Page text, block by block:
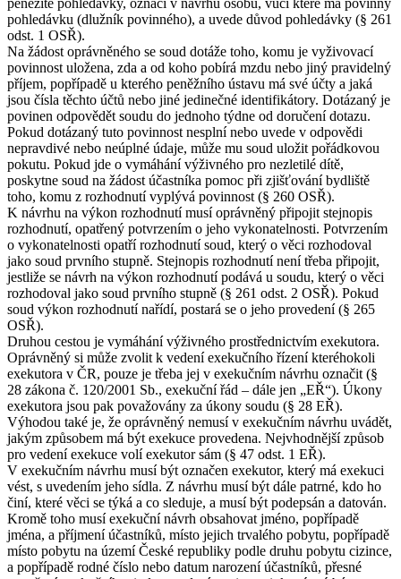
pohledávku (dlužník povinného), a uvede důvod pohledávky (§ 261
odst. 1 OSŘ).
Na žádost oprávněného se soud dotáže toho, komu je vyživovací
povinnost uložena, zda a od koho pobírá mzdu nebo jiný pravidelný
příjem, popřípadě u kterého peněžního ústavu má své účty a jaká
jsou čísla těchto účtů nebo jiné jedinečné identifikátory. Dotázaný je
povinen odpovědět soudu do jednoho týdne od doručení dotazu.
Pokud dotázaný tuto povinnost nesplní nebo uvede v odpovědi
nepravdivé nebo neúplné údaje, může mu soud uložit pořádkovou
pokutu. Pokud jde o vymáhání výživného pro nezletilé dítě,
poskytne soud na žádost účastníka pomoc při zjišťování bydliště
toho, komu z rozhodnutí vyplývá povinnost (§ 260 OSŘ).
K návrhu na výkon rozhodnutí musí oprávněný připojit stejnopis
rozhodnutí, opatřený potvrzením o jeho vykonatelnosti. Potvrzením
o vykonatelnosti opatří rozhodnutí soud, který o věci rozhodoval
jako soud prvního stupně. Stejnopis rozhodnutí není třeba připojit,
jestliže se návrh na výkon rozhodnutí podává u soudu, který o věci
rozhodoval jako soud prvního stupně (§ 261 odst. 2 OSŘ). Pokud
soud výkon rozhodnutí nařídí, postará se o jeho provedení (§ 265
OSŘ).
Druhou cestou je vymáhání výživného prostřednictvím exekutora.
Oprávněný si může zvolit k vedení exekučního řízení kteréhokoli
exekutora v ČR, pouze je třeba jej v exekučním návrhu označit (§
28 zákona č. 120/2001 Sb., exekuční řád – dále jen „EŘ“). Úkony
exekutora jsou pak považovány za úkony soudu (§ 28 EŘ).
Výhodou také je, že oprávněný nemusí v exekučním návrhu uvádět,
jakým způsobem má být exekuce provedena. Nejvhodnější způsob
pro vedení exekuce volí exekutor sám (§ 47 odst. 1 EŘ).
V exekučním návrhu musí být označen exekutor, který má exekuci
vést, s uvedením jeho sídla. Z návrhu musí být dále patrné, kdo ho
činí, které věci se týká a co sleduje, a musí být podepsán a datován.
Kromě toho musí exekuční návrh obsahovat jméno, popřípadě
jména, a příjmení účastníků, místo jejich trvalého pobytu, popřípadě
místo pobytu na území České republiky podle druhu pobytu cizince,
a popřípadě rodné číslo nebo datum narození účastníků, přesné